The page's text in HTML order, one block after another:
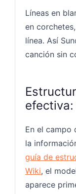
Líneas en
en
línea. Así
canción sin
En el campo
la
guía de
Wiki, el
aparece